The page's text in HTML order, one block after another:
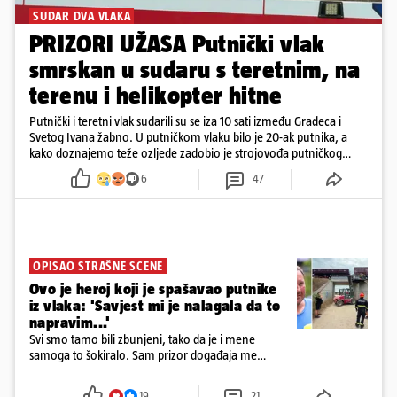
SUDAR DVA VLAKA
PRIZORI UŽASA Putnički vlak
smrskan u sudaru s teretnim, na
terenu i helikopter hitne
Putnički i teretni vlak sudarili su se iza 10 sati između Gradeca i
Svetog Ivana žabno. U putničkom vlaku bilo je 20-ak putnika, a
kako doznajemo teže ozljede zadobio je strojovođa putničkog
vlaka. Zatvoren je promet, a fotoreporteri Prigorskog objavili su
prve snimke s mjesta sudara
6 47
OPISAO STRAŠNE SCENE
Ovo je heroj koji je spašavao putnike
iz vlaka: 'Savjest mi je nalagala da to
napravim...'
Svi smo tamo bili zbunjeni, tako da je i mene
samoga to šokiralo. Sam prizor događaja me